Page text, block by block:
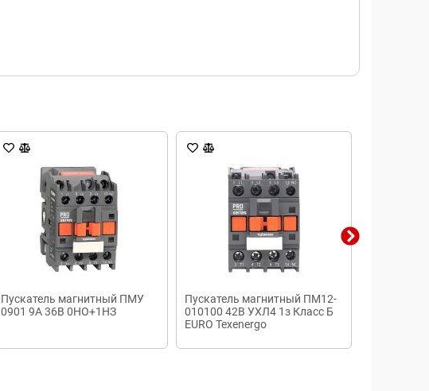
Пускатель магнитный ПМУ
0901 9A 36В 0НО+1НЗ
Пускатель магнитный ПМ12-
010100 42В УХЛ4 1з Класс Б
EURO Texenergo